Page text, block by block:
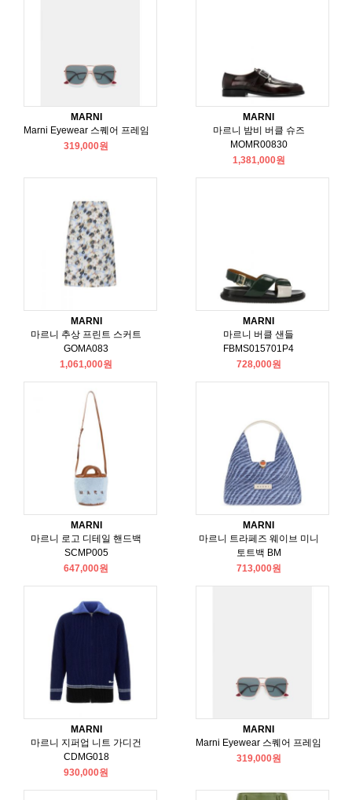
MARNI
Marni Eyewear 스퀘어 프레임
319,000원
MARNI
마르니 밤비 버클 슈즈
MOMR00830
1,381,000원
MARNI
마르니 추상 프린트 스커트
GOMA083
1,061,000원
MARNI
마르니 버클 샌들
FBMS015701P4
728,000원
MARNI
마르니 로고 디테일 핸드백
SCMP005
647,000원
MARNI
마르니 트라페즈 웨이브 미니
토트백 BM
713,000원
MARNI
마르니 지퍼업 니트 가디건
CDMG018
930,000원
MARNI
Marni Eyewear 스퀘어 프레임
319,000원